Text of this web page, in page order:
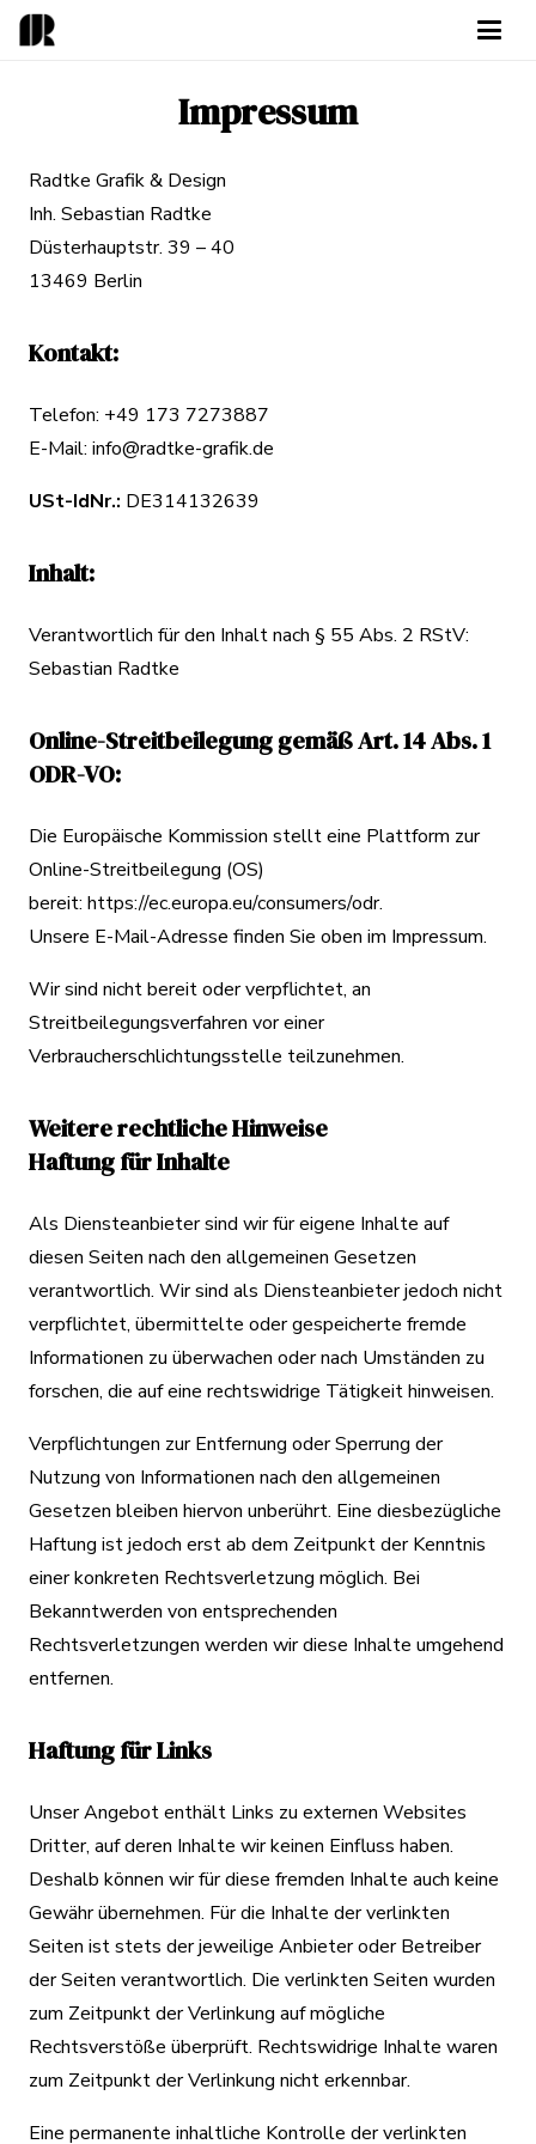
Impressum
Radtke Grafik & Design
Inh. Sebastian Radtke
Düsterhauptstr. 39 – 40
13469 Berlin
Kontakt:
Telefon: +49 173 7273887
E-Mail: info@radtke-grafik.de
USt-IdNr.: DE314132639
Inhalt:
Verantwortlich für den Inhalt nach § 55 Abs. 2 RStV:
Sebastian Radtke
Online-Streitbeilegung gemäß Art. 14 Abs. 1
ODR-VO:
Die Europäische Kommission stellt eine Plattform zur
Online-Streitbeilegung (OS)
bereit: https://ec.europa.eu/consumers/odr.
Unsere E-Mail-Adresse finden Sie oben im Impressum.
Wir sind nicht bereit oder verpflichtet, an
Streitbeilegungsverfahren vor einer
Verbraucherschlichtungsstelle teilzunehmen.
Weitere rechtliche Hinweise
Haftung für Inhalte
Als Diensteanbieter sind wir für eigene Inhalte auf
diesen Seiten nach den allgemeinen Gesetzen
verantwortlich. Wir sind als Diensteanbieter jedoch nicht
verpflichtet, übermittelte oder gespeicherte fremde
Informationen zu überwachen oder nach Umständen zu
forschen, die auf eine rechtswidrige Tätigkeit hinweisen.
Verpflichtungen zur Entfernung oder Sperrung der
Nutzung von Informationen nach den allgemeinen
Gesetzen bleiben hiervon unberührt. Eine diesbezügliche
Haftung ist jedoch erst ab dem Zeitpunkt der Kenntnis
einer konkreten Rechtsverletzung möglich. Bei
Bekanntwerden von entsprechenden
Rechtsverletzungen werden wir diese Inhalte umgehend
entfernen.
Haftung für Links
Unser Angebot enthält Links zu externen Websites
Dritter, auf deren Inhalte wir keinen Einfluss haben.
Deshalb können wir für diese fremden Inhalte auch keine
Gewähr übernehmen. Für die Inhalte der verlinkten
Seiten ist stets der jeweilige Anbieter oder Betreiber
der Seiten verantwortlich. Die verlinkten Seiten wurden
zum Zeitpunkt der Verlinkung auf mögliche
Rechtsverstöße überprüft. Rechtswidrige Inhalte waren
zum Zeitpunkt der Verlinkung nicht erkennbar.
Eine permanente inhaltliche Kontrolle der verlinkten